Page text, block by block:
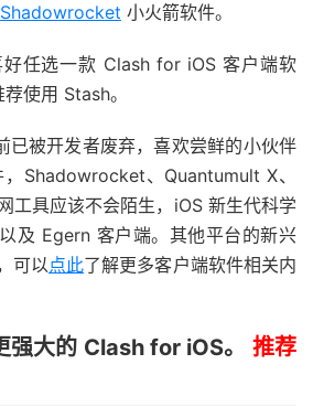
Shadowrocket 小火箭软件。
任选一款 Clash for iOS 客户端软
使用 Stash。
已被开发者废弃，喜欢尝鲜的小伙伴
Shadowrocket、Quantumult X、
工具应该不会陌生，iOS 新生代科学
及 Egern 客户端。其他平台的新兴
可以点此了解更多客户端软件相关内
强大的 Clash for iOS。 推荐